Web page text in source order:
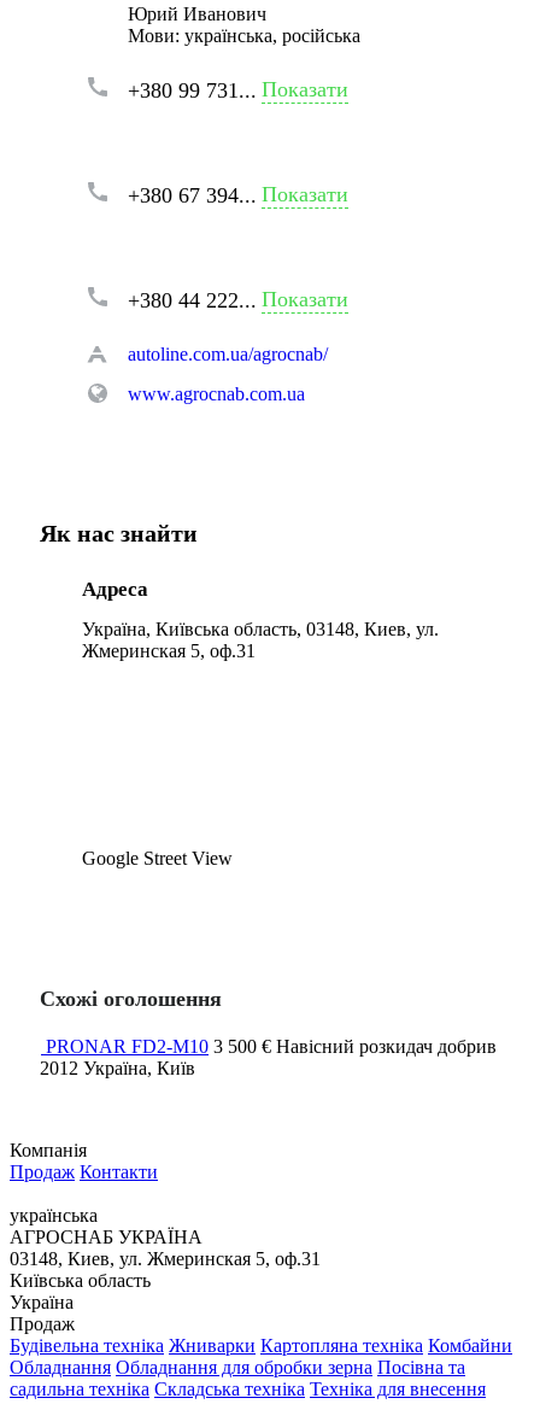
Юрий Иванович
Мови: українська, російська
+380 99 731... Показати
+380 67 394... Показати
+380 44 222... Показати
autoline.com.ua/agrocnab/
www.agrocnab.com.ua
Як нас знайти
Адреса
Україна, Київська область, 03148, Киев, ул.
Жмеринская 5, оф.31
Google Street View
Схожі оголошення
PRONAR FD2-M10 3 500 € Навісний розкидач добрив
2012 Україна, Київ
Компанія
Продаж Контакти
українська
АГРОСНАБ УКРАЇНА
03148, Киев, ул. Жмеринская 5, оф.31
Київська область
Україна
Продаж
Будівельна техніка Жниварки Картопляна техніка Комбайни
Обладнання Обладнання для обробки зерна Посівна та
садильна техніка Складська техніка Техніка для внесення